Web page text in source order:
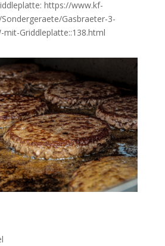
https://www.kf-
Gasbraeter-3-
mit-Griddleplatte::138.html